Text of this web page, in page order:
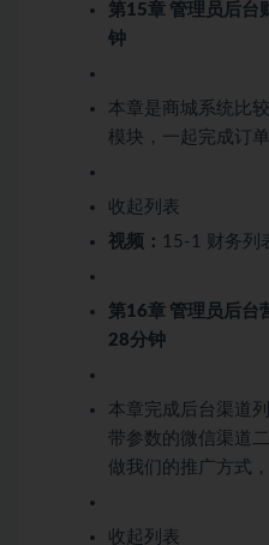
第15章 管理员后台
钟
本章是商城系统比
模块，一起完成订
收起列表
视频： 15-1 财务列
第16章 管理员后台
28分钟
本章完成后台渠道
带参数的微信渠道
做我们的推广方式
收起列表